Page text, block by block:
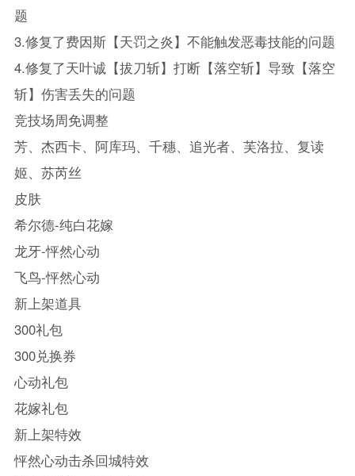
题
3.修复了费因斯【天罚之炎】不能触发恶毒技能的问题
4.修复了天叶诚【拔刀斩】打断【落空斩】导致【落空
斩】伤害丢失的问题
竞技场周免调整
芳、杰西卡、阿库玛、千穗、追光者、芙洛拉、复读
姬、苏芮丝
皮肤
希尔德-纯白花嫁
龙牙-怦然心动
飞鸟-怦然心动
新上架道具
300礼包
300兑换券
心动礼包
花嫁礼包
新上架特效
怦然心动击杀回城特效